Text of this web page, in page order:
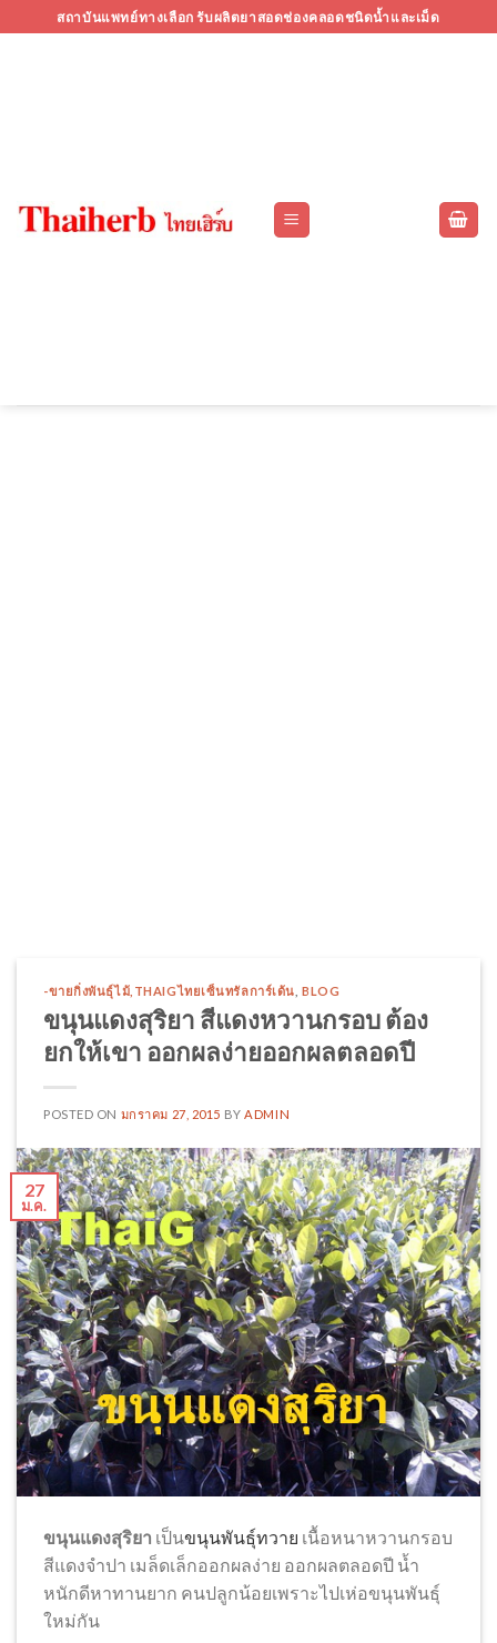
to
สถาบันแพทย์ทางเลือก รับผลิตยาสอดช่องคลอดชนิดน้ำและเม็ด
-ขายกิ่งพันธุ์ไม้,THAIGไทยเซ็นทรัลการ์เด้น ,BLOG
ขนุนแดงสุริยา สีแดงหวานกรอบ ต้อง
ยกให้เขา ออกผลง่ายออกผลตลอดปี
POSTED ON มกราคม 27, 2015 BY ADMIN
27
ม.ค.
ขนุนแดงสุริยา เป็นขนุนพันธุ์ทวาย เนื้อหนาหวานกรอบ
สีแดงจำปา เมล็ดเล็กออกผลง่าย ออกผลตลอดปี น้ำ
หนักดีหาทานยาก คนปลูกน้อยเพราะไปเห่อขนุนพันธุ์
ใหม่กัน